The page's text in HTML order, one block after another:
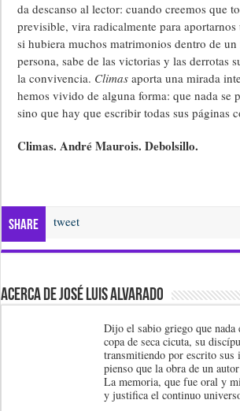
da descanso al lector: cuando creemos que
previsible, vira radicalmente para
si hubiera muchos matrimonios dentro de
persona, sabe de las victorias y las derrotas
la convivencia. Climasaporta una mirada
hemos vivido de alguna forma: que nada se
sino que hay que escribir todas sus páginas
Climas. André Maurois. Debolsillo.
Share tweet
Acerca de José Luis Alvarado
Dijo el sabio griego que nada
copa de seca cicuta, su
transmitiendo por escrito sus
pienso que la obra de un
La memoria, que fue oral y
y justifica el continuo